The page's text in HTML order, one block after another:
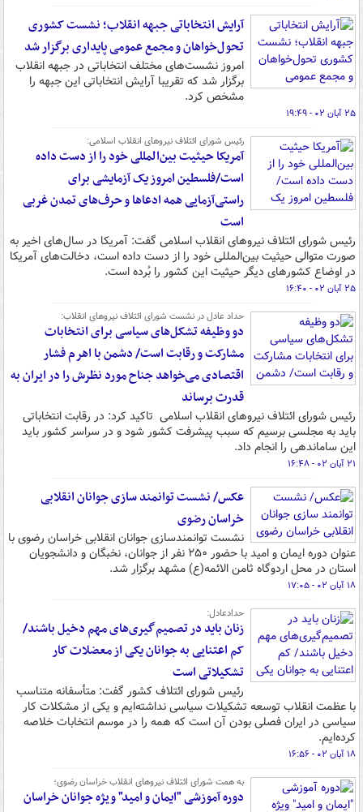
آرایش انتخاباتی جبهه انقلاب؛ نشست کشوری
تحول‌خواهان و مجمع عمومی پایداری برگزار شد
امروز نشست‌های مختلف انتخاباتی در جبهه انقلاب
برگزار شد که تقریبا آرایش انتخاباتی این جبهه را
مشخص کرد.
۲۵ آبان ۰۲ - ۱۹:۴۹
رئیس شورای ائتلاف نیروهای انقلاب اسلامی:
آمریکا حیثیت بین‌المللی خود را از دست داده
است/فلسطین امروز یک آزمایشی برای
راستی‌آزمایی همه ادعاها و حرف‌های تمدن غربی
است
رئیس شورای ائتلاف نیروهای انقلاب اسلامی گفت: آمریکا در سال‌های اخیر به
صورت متوالی حیثیت بین‌المللی خود را از دست داده است، دخالت‌های آمریکا
در اوضاع کشورهای دیگر حیثیت این کشور را بُرده است.
۲۵ آبان ۰۲ - ۱۶:۴۰
حداد عادل در نشست شورای ائتلاف نیروهای انقلاب:
دو وظیفه تشکل‌های سیاسی برای انتخابات
مشارکت و رقابت است/ دشمن با اهرم فشار
اقتصادی می‌خواهد جناح مورد نظرش را در ایران به
قدرت برساند
رئیس شورای ائتلاف نیروهای انقلاب اسلامی تاکید کرد: در رقابت انتخاباتی
باید به مجلسی برسیم که سبب پیشرفت کشور شود و در سراسر کشور باید
این ساماندهی را انجام داد.
۲۱ آبان ۰۲ - ۱۶:۴۸
عکس/ نشست توانمند سازی جوانان انقلابی
خراسان رضوی
نشست توانمندسازی جوانان انقلابی خراسان رضوی با
عنوان دوره ایمان و امید با حضور ۲۵۰ نفر از جوانان، نخبگان و دانشجویان
استان در محل اردوگاه ثامن الائمه(ع) مشهد برگزار شد.
۱۸ آبان ۰۲ - ۱۷:۰۵
حدادعادل:
زنان باید در تصمیم‌گیری‌های مهم دخیل باشند/
کم اعتنایی به جوانان یکی از معضلات کار
تشکیلاتی است
رئیس شورای ائتلاف کشور گفت: متأسفانه متناسب
با عظمت انقلاب توسعه تشکیلات سیاسی نداشته‌ایم و یکی از مشکلات کار
سیاسی در ایران فصلی بودن آن است که همه را در موسم انتخابات خلاصه
کرده‌ایم.
۱۸ آبان ۰۲ - ۱۶:۵۶
به همت شورای ائتلاف نیروهای انقلاب خراسان رضوی؛
دوره آموزشی "ایمان و امید" ویژه جوانان خراسان